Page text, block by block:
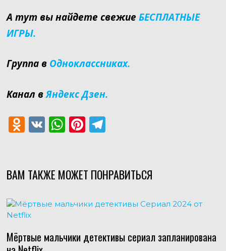
А тут вы найдете свежие БЕСПЛАТНЫЕ
ИГРЫ.
Группа в Одноклассниках.
Канал вЯндекс Дзен.
O
o
as
s
ni
V W
s
p
Pi
e
T
gr
m
ВАМ ТАКЖЕ МОЖЕТ ПОНРАВИТЬСЯ
Мёртвые мальчики детективы сериал запланирована